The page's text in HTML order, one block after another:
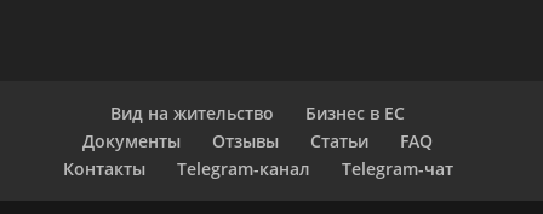
Вид на жительство
Бизнес в ЕС
Документы
Отзывы Статьи
FAQ
Контакты
Telegram-канал Telegram-чат